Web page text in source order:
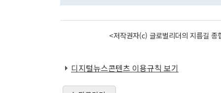
<저작권자(c) 글로벌리더의 지름길
디지털뉴스콘텐츠 이용규칙 보기